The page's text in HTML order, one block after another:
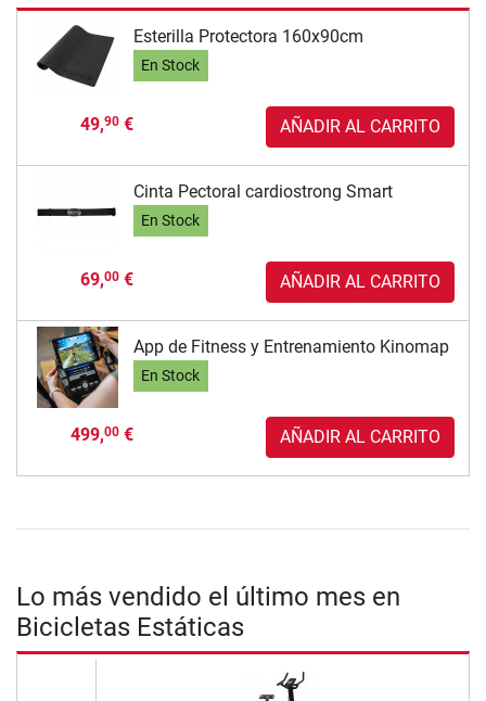
Esterilla Protectora 160x90cm
En Stock
49,90€ AÑADIR AL CARRITO
Cinta Pectoral cardiostrong Smart
En Stock
69,00€ AÑADIR AL CARRITO
App de Fitness y Entrenamiento Kinomap
En Stock
499,00€ AÑADIR AL CARRITO
Lo más vendido el último mes en
Bicicletas Estáticas